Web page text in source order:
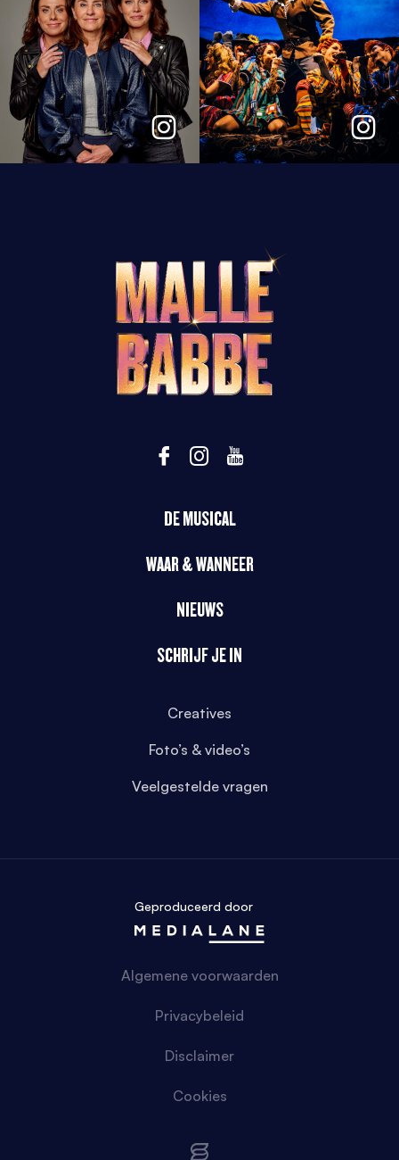
DE MUSICAL
WAAR & WANNEER
NIEUWS
SCHRIJF JE IN
Creatives
Foto’s & video’s
Veelgestelde vragen
Geproduceerd door
Algemene voorwaarden
Privacybeleid
Disclaimer
Cookies